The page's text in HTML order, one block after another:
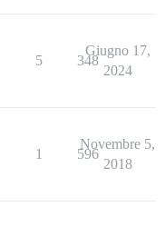
5 348
Giugno 17,
2024
1 596
Novembre 5,
2018